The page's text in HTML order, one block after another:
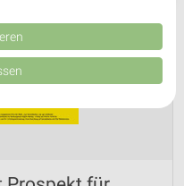
Quellen. Entwicklung und
Daten zur Auswahl
weitergegeben und in die